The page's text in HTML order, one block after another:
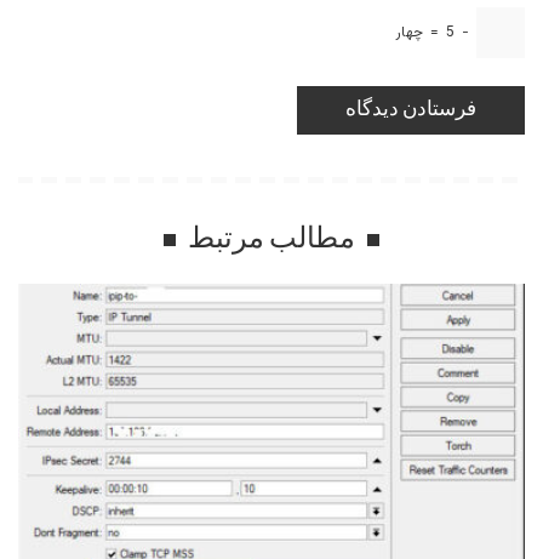
−
5
= چهار
مطالب مرتبط